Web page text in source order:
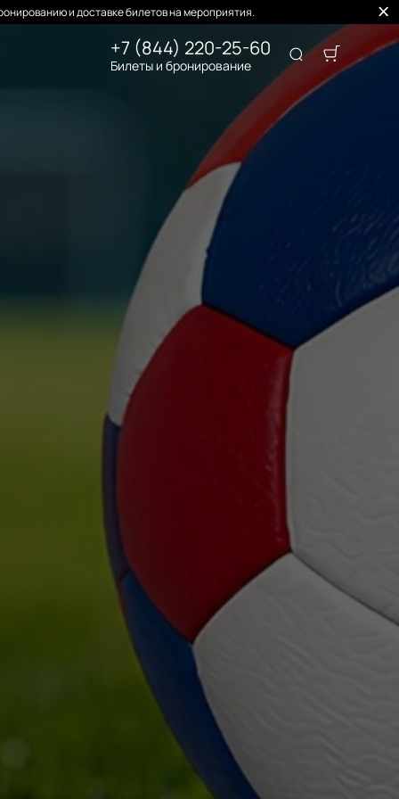
и доставке билетов на мероприятия.
+7 (844) 220-25-60
Билеты и бронирование